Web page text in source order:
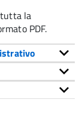
la
PDF.